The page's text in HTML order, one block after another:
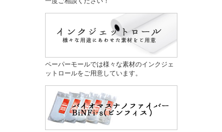
ペーパーモールでは様々な素材のインクジェ
ットロールをご用意しています。